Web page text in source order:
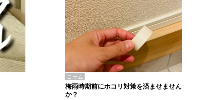
コラム
梅雨時期前にホコリ対策を済ませません
か？